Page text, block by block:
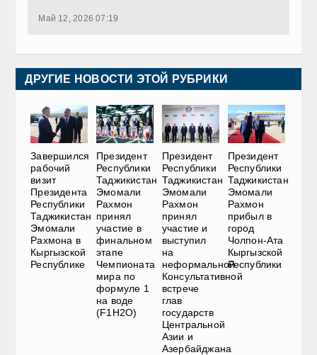
Май 12, 2026 07:19
ДРУГИЕ НОВОСТИ ЭТОЙ РУБРИКИ
Завершился
рабочий
визит
Президента
Республики
Таджикистан
Эмомали
Рахмона в
Кыргызской
Республике
Президент
Республики
Таджикистан
Эмомали
Рахмон
принял
участие в
финальном
этапе
Чемпионата
мира по
формуле 1
на воде
(F1H2O)
Президент
Республики
Таджикистан
Эмомали
Рахмон
принял
участие и
выступил
на
неформальной
Консультативной
встрече
глав
государств
Центральной
Азии и
Азербайджана
Президент
Республики
Таджикистан
Эмомали
Рахмон
прибыл в
город
Чолпон-Ата
Кыргызской
Республики